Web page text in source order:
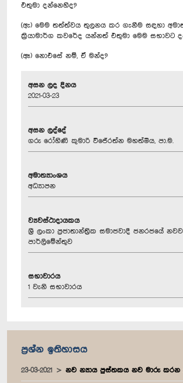
එතුමා දන්නෙහිද?
(ඇ) මෙම තත්ත්වය තුලනය කර ගැනීම සඳහා
ක්‍රියාමාර්ග කවරේද යන්නත් එතුමා මෙම සභාවට
(ඈ) නොඑසේ නම්, ඒ මන්ද?
අසන ලද දිනය
2021-03-23
අසන ලද්දේ
ගරු රෝහිණි කුමාරි විජේරත්න මහත්මිය, පා.ම.
අමාත්‍යාංශය
අධ්‍යාපන
ව්‍යවස්ථාදායකය
ශ්‍රී ලංකා ප්‍රජාතාන්ත්‍රික සමාජවාදී ජනරජයේ
පාර්ලිමේන්තුව
සභාවාරය
1 වැනි සභාවාරය
ප්‍රශ්න ඉතිහාසය
23-03-2021 නව න්‍යාය පුස්තකය නව මාරු කරන